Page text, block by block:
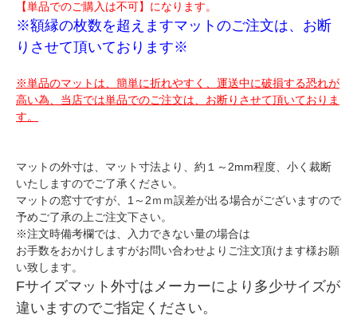
【単品でのご購入は不可】になります。
※額縁の枚数を超えますマットのご注文は、お断
りさせて頂いております※
※単品のマットは、簡単に折れやすく、運送中に破損する恐れが
高い為、当店では単品でのご注文は、お断りさせて頂いておりま
す。
マットの外寸は、マット寸法より、約１～2mm程度、小く裁断
いたしますのでご了承ください。
マットの窓寸ですが、1～2ｍｍ誤差が出る場合がございますので
予めご了承の上ご注文下さい。
※注文時備考欄では、入力できない量の場合は
お手数をおかけしますがお問い合わせよりご注文頂けます様お願
い致します。
Fサイズマット外寸はメーカーにより多少サイズが
違いますのでご指定ください。